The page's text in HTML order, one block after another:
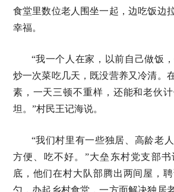
食堂里数位老人围坐一起，边吃饭边
幸福。
“我一个人在家，以前自己做饭
炒一次菜吃几天，既没营养又冷清。
素，一天三顿不重样，还能和老伙
坦。”村民王记海说。
“我们村里有一些独居、高龄老
方便、吃不好。”大垒东村党支部
底，他们在村大队部腾出两间屋，
勺，办起乡村食堂，一方面解决独居